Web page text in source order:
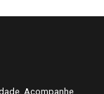
Acompanhe